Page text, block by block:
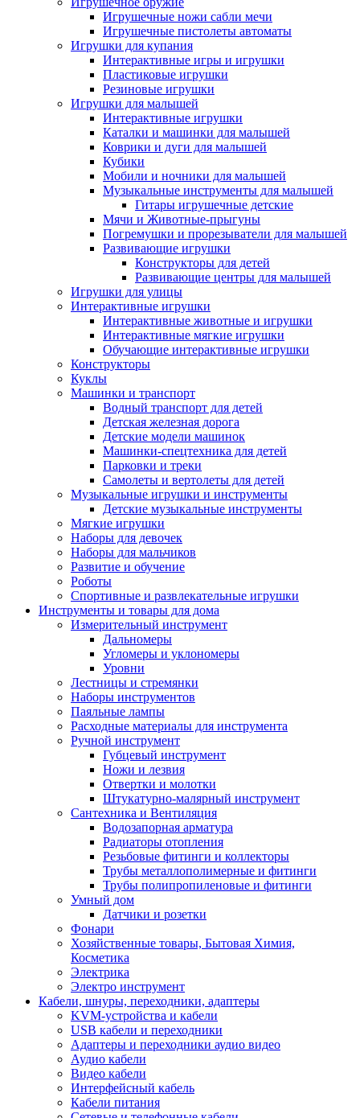
Игрушечные ножи сабли мечи
Игрушечные пистолеты автоматы
Игрушки для купания
Интерактивные игры и игрушки
Пластиковые игрушки
Резиновые игрушки
Игрушки для малышей
Интерактивные игрушки
Каталки и машинки для малышей
Коврики и дуги для малышей
Кубики
Мобили и ночники для малышей
Музыкальные инструменты для малышей
Гитары игрушечные детские
Мячи и Животные-прыгуны
Погремушки и прорезыватели для малышей
Развивающие игрушки
Конструкторы для детей
Развивающие центры для малышей
Игрушки для улицы
Интерактивные игрушки
Интерактивные животные и игрушки
Интерактивные мягкие игрушки
Обучающие интерактивные игрушки
Конструкторы
Куклы
Машинки и транспорт
Водный транспорт для детей
Детская железная дорога
Детские модели машинок
Машинки-спецтехника для детей
Парковки и треки
Самолеты и вертолеты для детей
Музыкальные игрушки и инструменты
Детские музыкальные инструменты
Мягкие игрушки
Наборы для девочек
Наборы для мальчиков
Развитие и обучение
Роботы
Спортивные и развлекательные игрушки
Инструменты и товары для дома
Измерительный инструмент
Дальномеры
Угломеры и уклономеры
Уровни
Лестницы и стремянки
Наборы инструментов
Паяльные лампы
Расходные материалы для инструмента
Ручной инструмент
Губцевый инструмент
Ножи и лезвия
Отвертки и молотки
Штукатурно-малярный инструмент
Сантехника и Вентиляция
Водозапорная арматура
Радиаторы отопления
Резьбовые фитинги и коллекторы
Трубы металлополимерные и фитинги
Трубы полипропиленовые и фитинги
Умный дом
Датчики и розетки
Фонари
Хозяйственные товары, Бытовая Химия,
Косметика
Электрика
Электро инструмент
Кабели, шнуры, переходники, адаптеры
KVM-устройства и кабели
USB кабели и переходники
Адаптеры и переходники аудио видео
Аудио кабели
Видео кабели
Интерфейсный кабель
Кабели питания